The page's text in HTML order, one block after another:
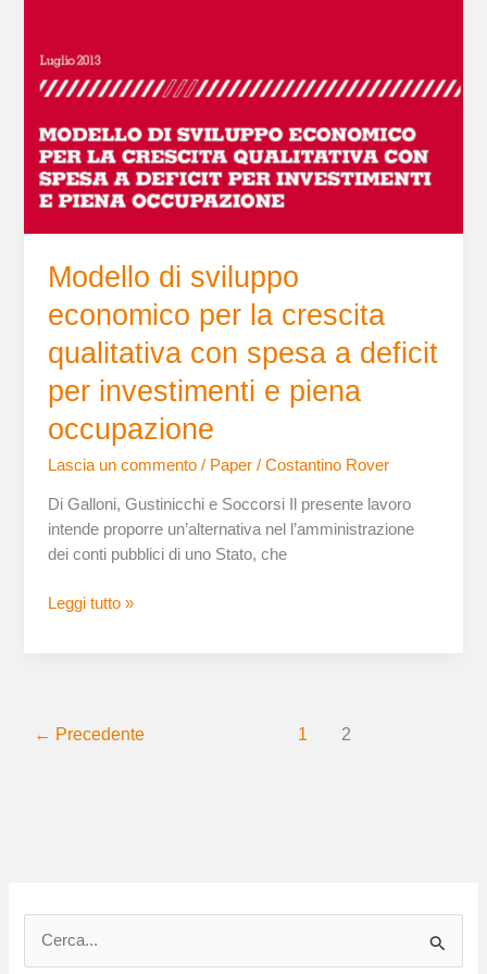
Modello di sviluppo
economico per la crescita
qualitativa con spesa a deficit
per investimenti e piena
occupazione
Lascia un commento / Paper /Costantino Rover
Di Galloni, Gustinicchi e Soccorsi Il presente lavoro
intende proporre un’alternativa nel l’amministrazione
dei conti pubblici di uno Stato, che
economico
per
la
crescita
qualitativa
con
spesa
per
e
piena
occupazione
Leggi tutto »
← Precedente 1 2